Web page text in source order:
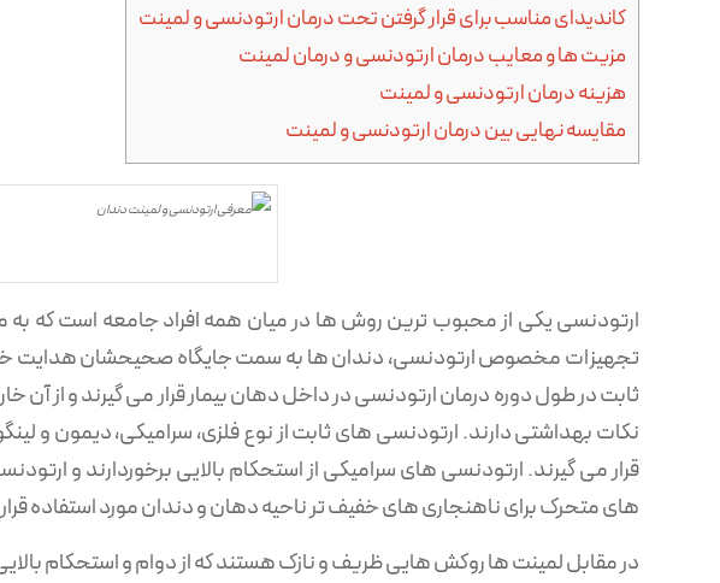
کاندیدای مناسب برای قرار گرفتن تحت درمان ارتودنسی و لمینت
مزیت ها و معایب درمان ارتودنسی و درمان لمینت
هزینه درمان ارتودنسی و لمینت
مقایسه نهایی بین درمان ارتودنسی و لمینت
ارتودنسی یکی از محبوب ترین روش ها در میان همه افراد جامعه است که به
تجهیزات مخصوص ارتودنسی، دندان ها به سمت جایگاه صحیحشان هدایت
ثابت در طول دوره درمان ارتودنسی در داخل دهان بیمار قرار می ‌گیرند و از
نکات بهداشتی دارند. ارتودنسی های ثابت از نوع فلزی، سرامیکی، دیمون و
قرار می گیرند. ارتودنسی های سرامیکی از استحکام بالایی برخوردارند و
های متحرک برای ناهنجاری های خفیف تر ناحیه دهان و دندان مورد استفاده
در مقابل لمینت‌ ها روکش هایی ظریف و نازک هستند که از دوام و استحکام